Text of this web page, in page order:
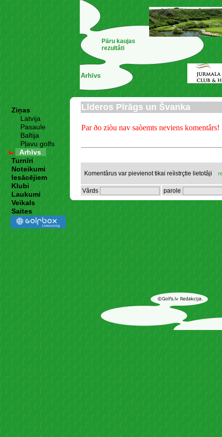
Arhīvs
Pāru kaujas
rezultâti
Ziņas
Latvija
Pasaule
Baltija
Pļavu golfs
Arhīvs
Turnīri
Noteikumi
Iesācējiem
Klubi
Laukumi
Veikals
Saites
Līderos Pīrāgs un Švanka
Par ðo ziòu nav saòemts neviens komentârs!
Komentârus var pievienot tikai reìistrçtie lietotâji
Vârds parole